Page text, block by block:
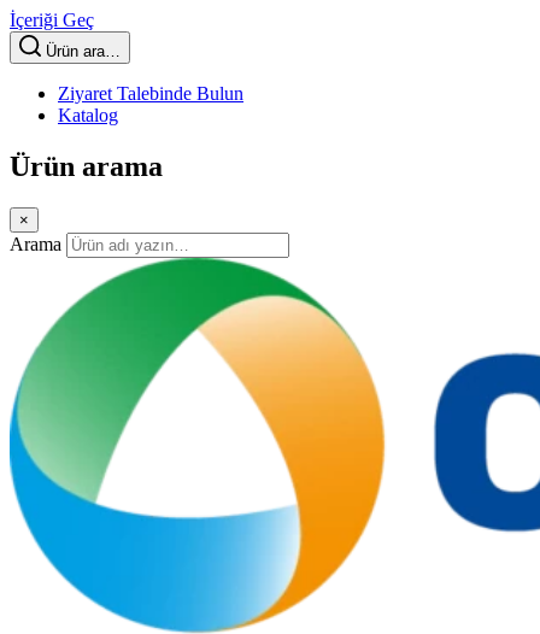
İçeriği Geç
Ürün ara…
Ziyaret Talebinde Bulun
Katalog
Ürün arama
×
Arama